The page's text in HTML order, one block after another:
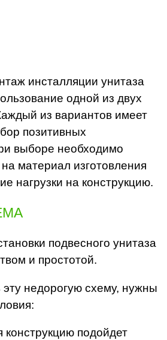
инсталляции унитаза
одной из двух
из вариантов имеет
позитивных
выборе необходимо
материал изготовления
нагрузки на конструкцию.
подвесного унитаза
и простотой.
недорогую схему, нужны
конструкцию подойдет